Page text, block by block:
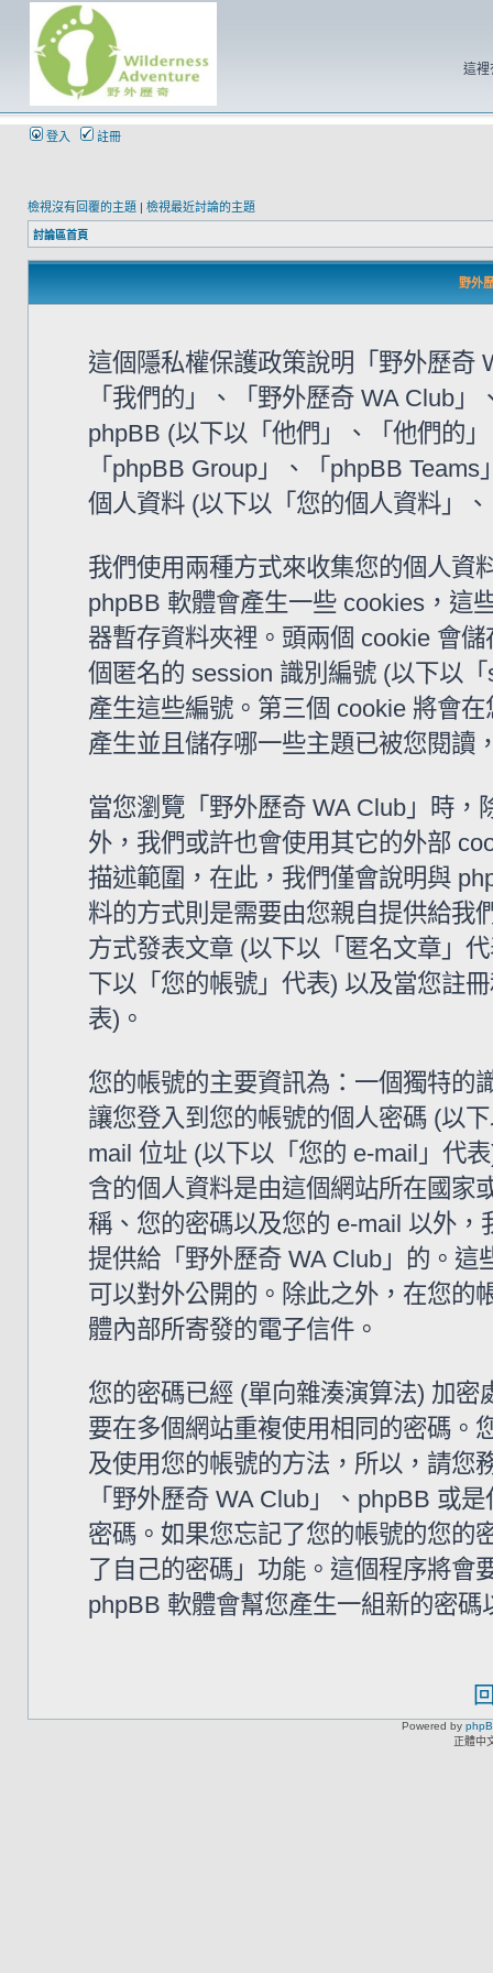
這裡
登入 註冊
檢視沒有回覆的主題 | 檢視最近討論的主題
討論區首頁
野外
這個隱私權保護政策說明「野外歷奇
「我們的」、「野外歷奇 WA Club
phpBB (以下以「他們」、「他們的
「phpBB Group」、「phpBB
個人資料 (以下以「您的個人資料」
我們使用兩種方式來收集您的個人資
phpBB 軟體會產生一些 cookies，這
器暫存資料夾裡。頭兩個 cookie 會
個匿名的 session 識別編號 (以下以
產生這些編號。第三個 cookie 將會
產生並且儲存哪一些主題已被您閱讀
當您瀏覽「野外歷奇 WA Club」時
外，我們或許也會使用其它的外部
描述範圍，在此，我們僅會說明與
料的方式則是需要由您親自提供給我
方式發表文章 (以下以「匿名文章」
下以「您的帳號」代表) 以及當您註
表)。
您的帳號的主要資訊為：一個獨特的
讓您登入到您的帳號的個人密碼 (以
mail 位址 (以下以「您的 e-mail」代
含的個人資料是由這個網站所在國家
稱、您的密碼以及您的 e-mail 以外
提供給「野外歷奇 WA Club」的。
可以對外公開的。除此之外，在您的
體內部所寄發的電子信件。
您的密碼已經 (單向雜湊演算法) 加
要在多個網站重複使用相同的密碼。
及使用您的帳號的方法，所以，請您
「野外歷奇 WA Club」、phpBB 或
密碼。如果您忘記了您的帳號的您的
了自己的密碼」功能。這個程序將會
phpBB 軟體會幫您產生一組新的密
Powered by
正體中